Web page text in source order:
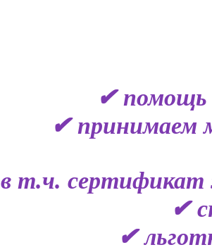
✔ помощь
✔ принимаем
в т.ч. сертификат
✔
✔